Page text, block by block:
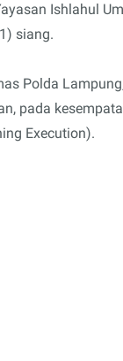
Ishlahul
siang.
Polda
pada
Execution).